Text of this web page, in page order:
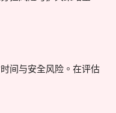
间与安全风险。在评估